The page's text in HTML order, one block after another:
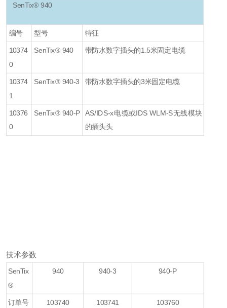
SenTix® 940
编号 型号 特征
10374
0
SenTix® 940 带防水数字插头的1.5米固定电缆
10374
1
SenTix® 940-3 带防水数字插头的3米固定电缆
10376
0
SenTix® 940-P AS/IDS-x电缆或IDS WLM-S无线模块
的插头头
技术参数
SenTix
®
940 940-3 940-P
订单号 103740 103741 103760